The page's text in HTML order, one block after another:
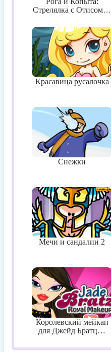
Стрелялка с Отисом…
Красавица русалочка
Снежки
Мечи и сандалии 2
Королевский мейкап
для Джейд Братц…